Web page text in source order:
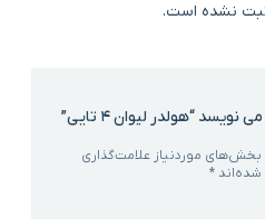
نشده است.
“هولدر لیوان 4 تایی”
بخش‌های موردنیاز علامت‌گذاری
شده‌اند *